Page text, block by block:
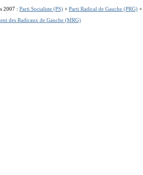
2007 : Parti Socialiste (PS) + Parti Radical de Gauche (PRG) +
des Radicaux de Gauche (MRG)